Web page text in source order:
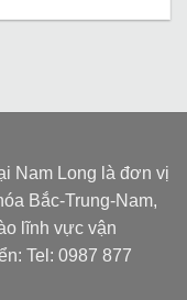
Nam Long là đơn vị
Bắc-Trung-Nam,
lĩnh vực vận
Tel: 0987 877